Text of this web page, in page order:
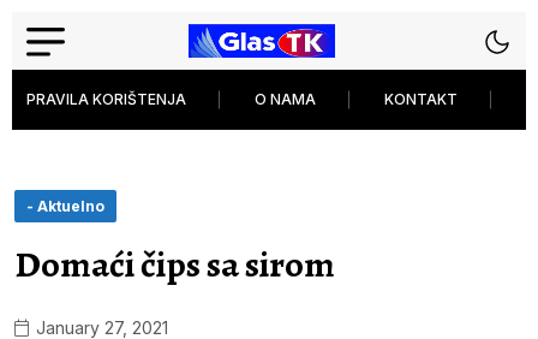
PRAVILA KORIŠTENJA O NAMA KONTAKT
- Aktuelno
Domaći čips sa sirom
January 27, 2021